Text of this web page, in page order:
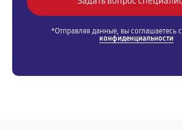
*Отправляя данные, вы соглашаетесь с
конфиденциальности